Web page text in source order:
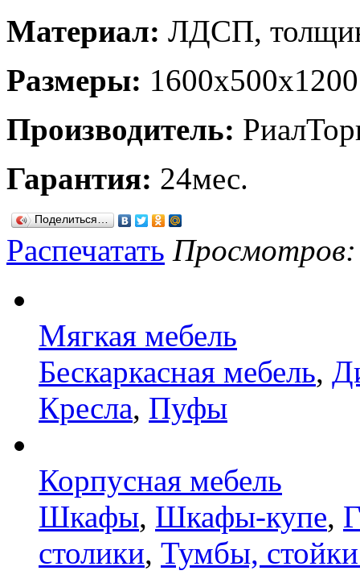
Материал: ЛДСП,
Размеры:
Производитель:
Гарантия: 24мес.
Поделиться…
Распечатать Просмотров:
Мягкая мебель
Бескаркасная мебель,
Кресла, Пуфы
Корпусная мебель
Шкафы, Шкафы-купе,
столики, Тумбы,